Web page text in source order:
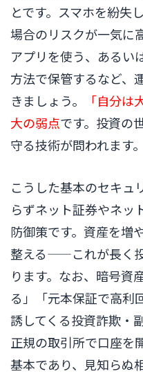
とです。スマホを紛失
場合のリスクが一気に
アプリを使う、あるい
方法で保管するなど、
きましょう。
「自分
大の弱点です。投資の
守る技術が問われます。
こうした基本のセキュ
らずネット証券やネッ
防御策です。資産を増
整える——これが長く
ります。なお、暗号資
る」「元本保証で高利
誘してくる投資詐欺・
正規の取引所で口座を
基本であり、見知らぬ